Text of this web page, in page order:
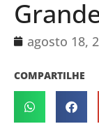
agosto 18,
COMPARTILHE